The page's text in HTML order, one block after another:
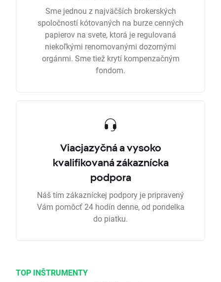
Sme jednou z najväčších brokerských
spoločností kótovaných na burze cenných
papierov na svete, ktorá je regulovaná
niekoľkými renomovanými dozornými
orgánmi. Sme tiež krytí kompenzačným
fondom.
Viacjazyčná a vysoko
kvalifikovaná zákaznícka
podpora
Náš tím zákazníckej podpory je pripravený
Vám pomôcť 24 hodín denne, od pondelka
do piatku.
TOP INŠTRUMENTY